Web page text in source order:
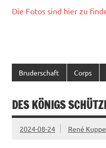
Die Fotos sind hier zu
Bruderschaft Corps
DES KÖNIGS
2024-08-24 René